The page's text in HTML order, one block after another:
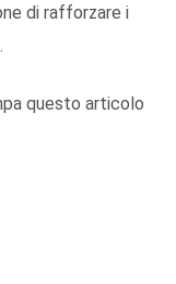
di rafforzare i
questo articolo